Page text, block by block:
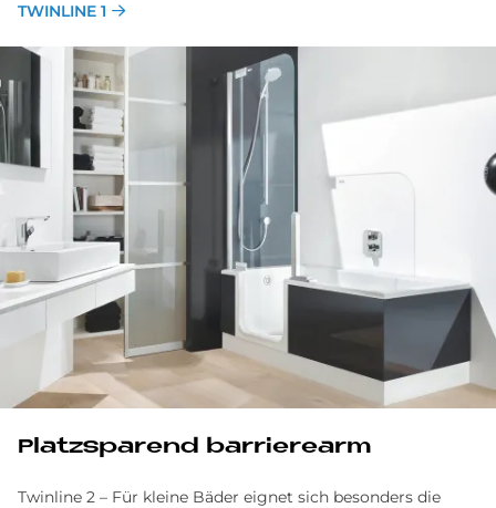
TWINLINE 1
Platzsparend barrierearm
Twinline 2 – Für kleine Bäder eignet sich besonders die